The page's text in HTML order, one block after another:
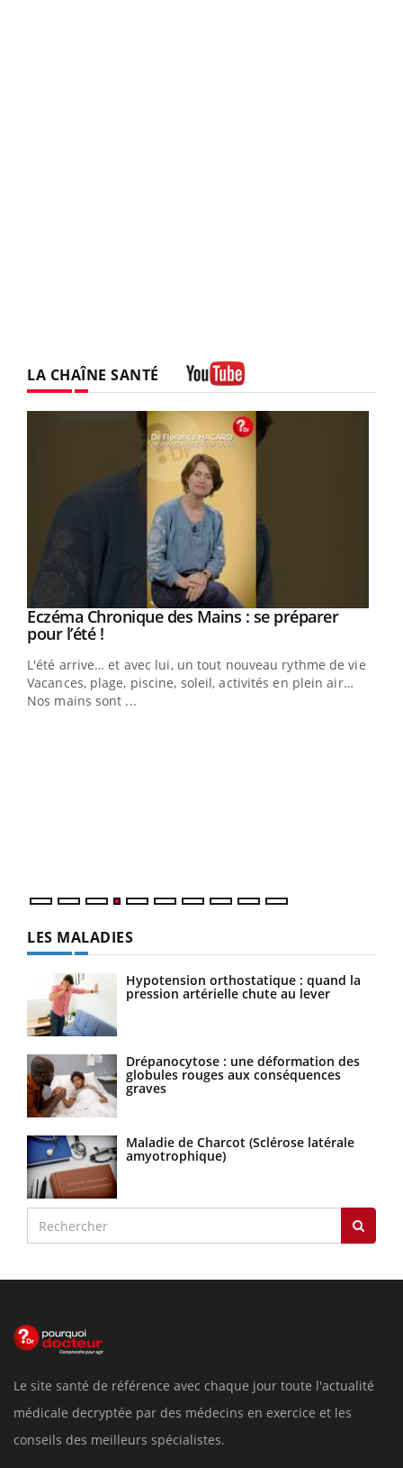
LA CHAÎNE SANTÉ
Youtube
Eczéma Chronique des Mains : se préparer
pour l’été !Youtube
L'été arrive… et avec lui, un tout nouveau rythme de vie !
Vacances, plage, piscine, soleil, activités en plein air…
Nos mains sont ...
LES MALADIES
Hypotension orthostatique : quand la
pression artérielle chute au lever
Drépanocytose : une déformation des
globules rouges aux conséquences
graves
Maladie de Charcot (Sclérose latérale
amyotrophique)
Le site santé de référence avec chaque jour toute l'actualité
médicale decryptée par des médecins en exercice et les
conseils des meilleurs spécialistes.